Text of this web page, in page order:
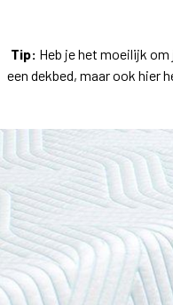
Tip: Heb je het moeilijk
een dekbed, maar ook hier